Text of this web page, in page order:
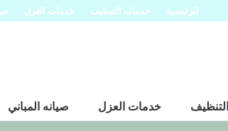
الرئيسية خدمات التنظيف خدمات العزل
خدمات العزل صيانه المباني